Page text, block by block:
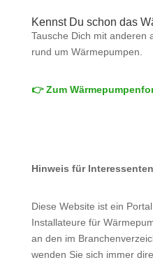
Kennst Du schon das
Tausche Dich mit anderen
rund um Wärmepumpen.
👉 Zum
Hinweis für Interessenten
Diese Website ist ein
Installateure für
an den im
wenden Sie sich immer